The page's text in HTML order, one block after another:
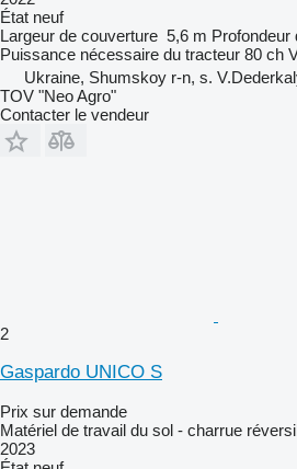
État neuf
Largeur de couverture 5,6 m Profondeur
Puissance nécessaire du tracteur 80 ch
Ukraine, Shumskoy r-n, s.
TOV "Neo Agro"
Contacter le vendeur
2
Gaspardo UNICO S
Prix sur demande
Matériel de travail du sol - charrue
2023